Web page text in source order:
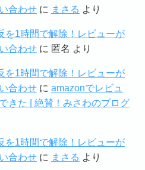
合わせに まさる より
を1時間で解除！レビューが
合わせに 匿名 より
を1時間で解除！レビューが
合わせに amazonでレビュ
きた | 絶賛！みさわのブログ
を1時間で解除！レビューが
合わせに まさる より